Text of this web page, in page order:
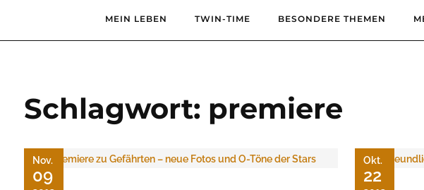
MEIN LEBEN TWIN-TIME BESONDERE THEMEN
Schlagwort: premiere
Nov.
09
Okt.
22